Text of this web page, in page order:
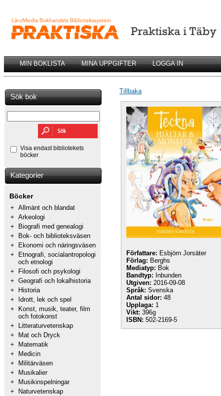
MIN BOKLISTA MINA UPPGIFTER LOGGA IN
Sök bok
Visa endast bibliotekets
böcker
Kategorier
Böcker
+ Allmänt och blandat
+ Arkeologi
+
Biografi med genealogi
+
Bok- och biblioteksväsen
+
Ekonomi och näringsväsen
+
Etnografi, socialantropologi
och etnologi
+
Filosofi och psykologi
+ Geografi och lokalhistoria
+
Historia
+
Idrott, lek och spel
+
Konst, musik, teater, film
och fotokonst
+
Litteraturvetenskap
+
Mat och Dryck
+
Matematik
+
Medicin
+
Militärväsen
+
Musikalier
+
Musikinspelningar
+
Naturvetenskap
Tillbaka
Författare: Esbjörn Jorsäter
Förlag: Berghs
Mediatyp: Bok
Bandtyp: Inbunden
Utgiven: 2016-09-08
Språk: Svenska
Antal sidor: 48
Upplaga: 1
Vikt: 396g
ISBN: 502-2169-5